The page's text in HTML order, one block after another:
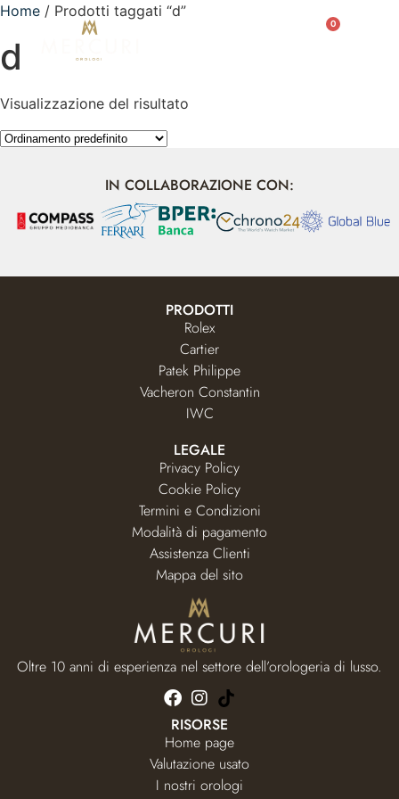
0
Home / Prodotti taggati “d”
d
Visualizzazione del risultato
IN COLLABORAZIONE CON:
PRODOTTI
Rolex
Cartier
Patek Philippe
Vacheron Constantin
IWC
LEGALE
Privacy Policy
Cookie Policy
Termini e Condizioni
Modalità di pagamento
Assistenza Clienti
Mappa del sito
Oltre 10 anni di esperienza nel settore dell’orologeria di lusso.
RISORSE
Home page
Valutazione usato
I nostri orologi